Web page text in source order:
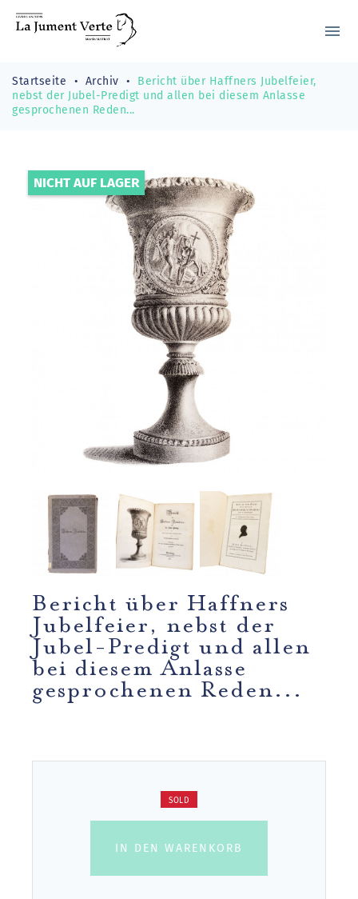
menu
Startseite Archiv
Bericht über Haffners Jubelfeier,
nebst der Jubel-Predigt und allen bei diesem Anlasse
gesprochenen Reden...
NICHT AUF LAGER
Bericht über Haffners
Jubelfeier, nebst der
Jubel-Predigt und allen
bei diesem Anlasse
gesprochenen Reden...
SOLD
IN DEN WARENKORB